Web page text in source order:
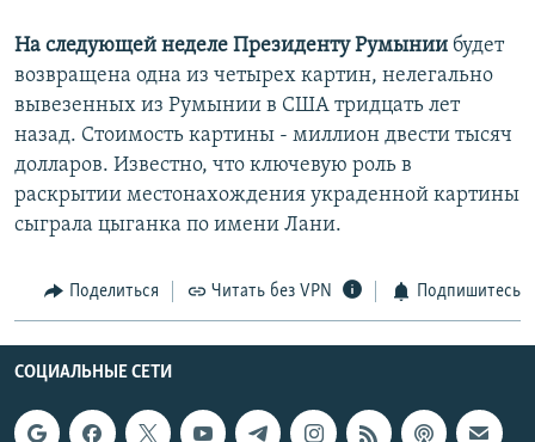
На следующей неделе Президенту Румынии будет
возвращена одна из четырех картин, нелегально
вывезенных из Румынии в США тридцать лет
назад. Стоимость картины - миллион двести тысяч
долларов. Известно, что ключевую роль в
раскрытии местонахождения украденной картины
сыграла цыганка по имени Лани.
Поделиться Читать без VPN Подпишитесь
СОЦИАЛЬНЫЕ СЕТИ